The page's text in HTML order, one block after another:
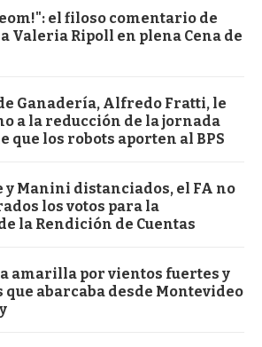
el filoso comentario de
Valeria Ripoll en plena Cena de
Ganadería, Alfredo Fratti, le
a la reducción de la jornada
que los robots aporten al BPS
y Manini distanciados, el FA no
los votos para la
la Rendición de Cuentas
amarilla por vientos fuertes y
abarcaba desde Montevideo